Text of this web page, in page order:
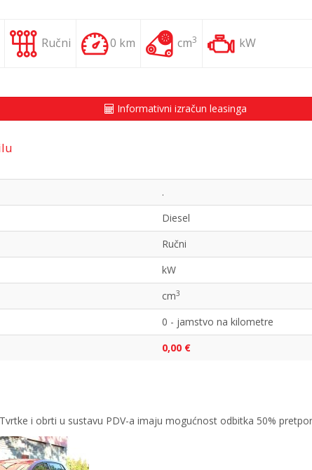
Ručni 0 km cm3 kW
Informativni izračun leasinga
.
Diesel
Ručni
kW
cm3
0 - jamstvo na kilometre
0,00 €
i obrti u sustavu PDV-a imaju mogućnost odbitka 50%